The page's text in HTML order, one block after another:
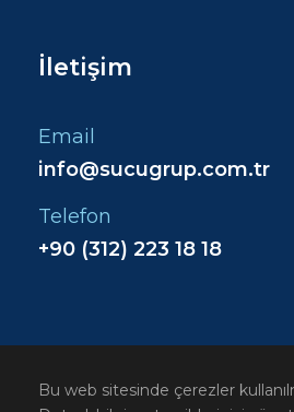
İletişim
Email
info@sucugrup.com.tr
Telefon
+90 (312) 223 18 18
Bu web sitesinde çerezler